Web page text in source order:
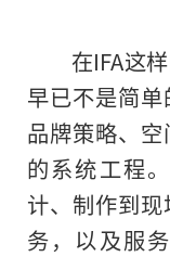
在IFA这
早已不是简
品牌策略、
的系统工程
计、制作到
务，以及服